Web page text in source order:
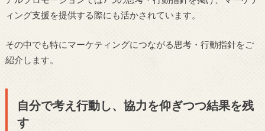
ィング支援を提供する際にも活かされています。
その中でも特にマーケティングにつながる思考・行動指針をご
紹介します。
自分で考え行動し、協力を仰ぎつつ結果を残
す